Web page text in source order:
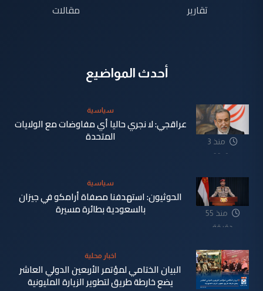
تقارير
مقالات
أحدث المواضيع
منذ 3
دقيقة
سياسية
عراقجي: لا نجري حاليا أي مفاوضات مع الولايات
المتحدة
منذ 55
دقيقة
سياسية
الحوثيون: استهدفنا مصفاة أرامكو في جيزان
بالسعودية بطائرة مسيرة
اخبار محلية
البيان الختامي لمؤتمر الأربعين الدولي العاشر
يضع خارطة طريق لتطوير الزيارة المليونية